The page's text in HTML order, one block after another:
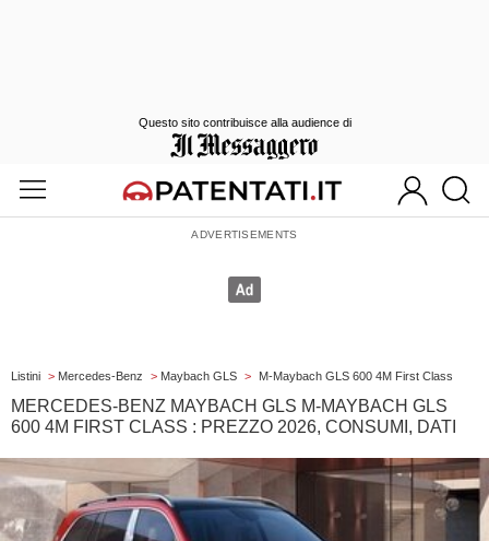
Listini > Mercedes-Benz > Maybach GLS > M-Maybach GLS 600 4M First Class
MERCEDES-BENZ MAYBACH GLS M-MAYBACH GLS
600 4M FIRST CLASS : PREZZO 2026, CONSUMI, DATI
Questo sito contribuisce alla audience di